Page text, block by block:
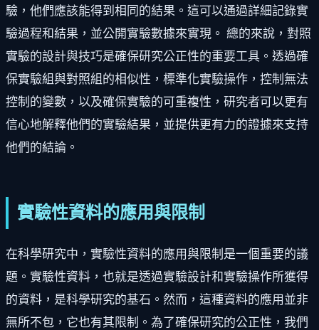
驗，他們應該能得到相同的結果。這可以通過詳細記錄實
驗過程和結果，並公開實驗數據來實現。 總的來說，對照
實驗的設計與技巧是確保研究公正性的重要工具。透過確
保實驗組與對照組的相似性，標準化實驗操作，控制無法
控制的變數，以及確保實驗的可重複性，研究者可以更有
信心地解釋他們的實驗結果，並提供更有力的證據來支持
他們的結論。
實驗性資料的應用與限制
在科學研究中，實驗性資料的應用與限制是一個重要的議
題。實驗性資料，也就是透過實驗設計和實驗操作所獲得
的資料，是科學研究的基石。然而，這種資料的應用並非
無所不包，它也有其限制。為了確保研究的公正性，我們